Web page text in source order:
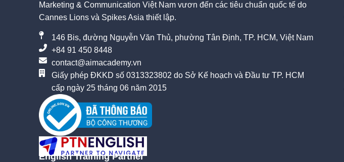
Marketing & Communication Việt Nam vươn đến các tiêu chuẩn quốc tế do
Cannes Lions và Spikes Asia thiết lập.
146 Bis, đường Nguyễn Văn Thủ, phường Tân Định, TP. HCM, Việt Nam
+84 91 450 8448
contact@aimacademy.vn
Giấy phép ĐKKD số 0313323802 do Sở Kế hoạch và Đầu tư TP. HCM
cấp ngày 25 tháng 06 năm 2015
English Training Partner